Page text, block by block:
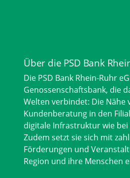
Über die PSD Bank
Die PSD Bank Rhein-Ruhr
Genossenschaftsbank, die
Welten verbindet: Die Nähe
Kundenberatung in den
digitale Infrastruktur wie
Zudem setzt sie sich mit
Förderungen und
Region und ihre Menschen